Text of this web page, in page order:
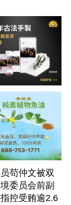
苟仲文被双
委员会前副
控受贿逾2.6